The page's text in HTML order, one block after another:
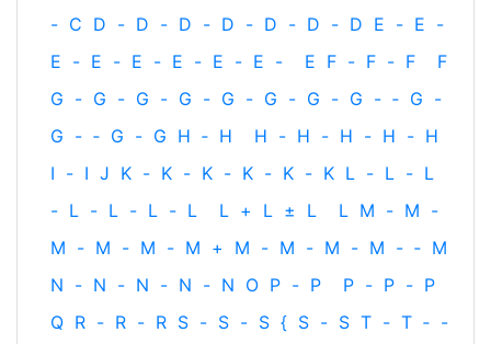
- C D - D - D - D - D - D - D E - E -
E - E - E - E - E - E - E F - F - F
F
G - G - G - G - G - G - G - G - ‐ G -
G - ‐ G - G H ‐ H H - H - H - H - H
I - I J K - K - K - K - K - K L - L - L
- L - L - L - L L + L ± L L M - M -
M - M - M - M + M - M - M - M - ‐ M
N - N - N - N - N O P - P P - P - P
Q R - R - R S - S - S { S - S T - T ‐ -